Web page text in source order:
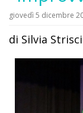
giovedì 5 dicembre
di Silvia